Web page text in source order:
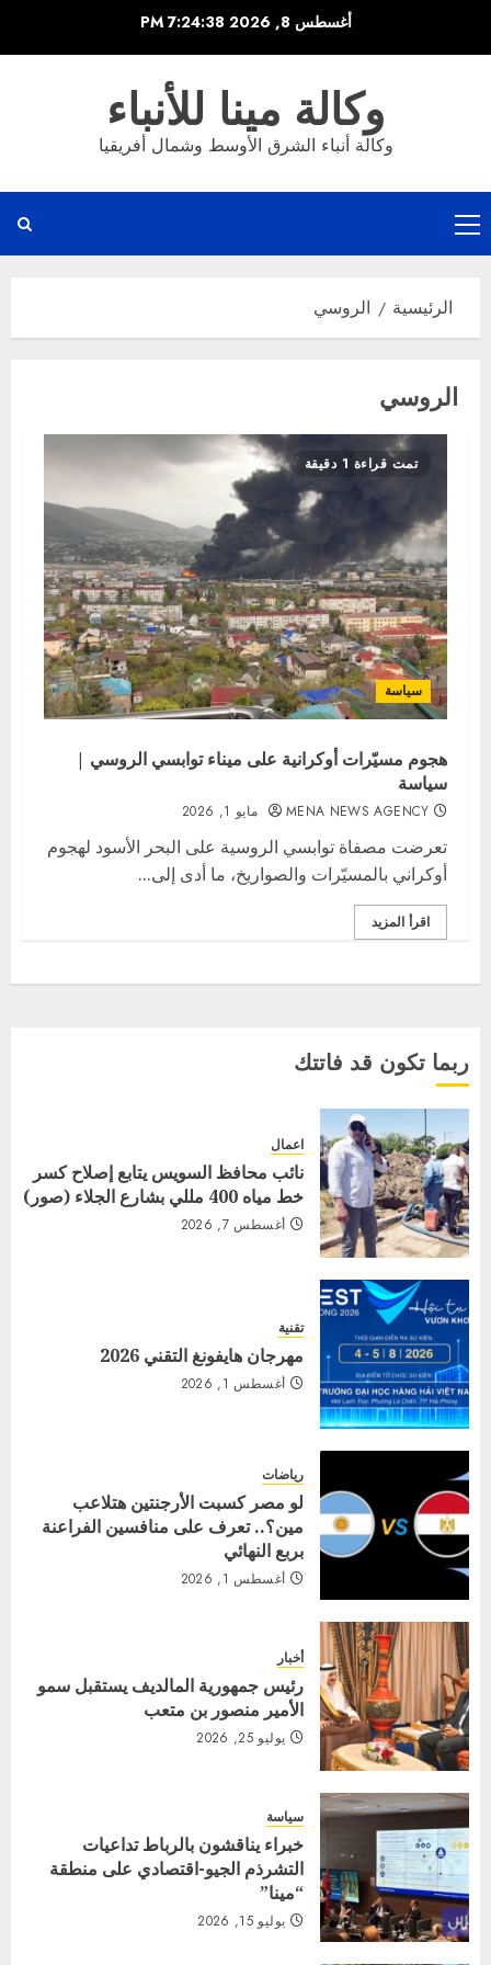
أغسطس 8, 2026 7:24:38 PM
وكالة مينا للأنباء
وكالة أنباء الشرق الأوسط وشمال أفريقيا
القائمة
الرئيسية
الرئيسية الروسي
الروسي
تمت قراءة 1 دقيقة
سياسة
هجوم مسيّرات أوكرانية على ميناء توابسي الروسي |
سياسة
MENA NEWS AGENCY مايو 1, 2026
تعرضت مصفاة توابسي الروسية على البحر الأسود لهجوم
أوكراني بالمسيّرات والصواريخ، ما أدى إلى...
اقرأ المزيد
ربما تكون قد فاتتك
اعمال
نائب محافظ السويس يتابع إصلاح كسر
خط مياه 400 مللي بشارع الجلاء (صور)
أغسطس 7, 2026
تقنية
مهرجان هايفونغ التقني 2026
أغسطس 1, 2026
رياضات
لو مصر كسبت الأرجنتين هتلاعب
مين؟.. تعرف على منافسين الفراعنة
بربع النهائي
أغسطس 1, 2026
أخبار
رئيس جمهورية المالديف يستقبل سمو
الأمير منصور بن متعب
يوليو 25, 2026
سياسة
خبراء يناقشون بالرباط تداعيات
التشرذم الجيو-اقتصادي على منطقة
“مينا”
يوليو 15, 2026